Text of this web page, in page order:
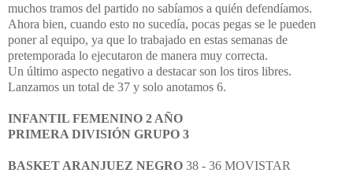
muchos tramos del partido no sabíamos a quién defendíamos.
Ahora bien, cuando esto no sucedía, pocas pegas se le pueden
poner al equipo, ya que lo trabajado en estas semanas de
pretemporada lo ejecutaron de manera muy correcta.
Un último aspecto negativo a destacar son los tiros libres.
Lanzamos un total de 37 y solo anotamos 6.
INFANTIL FEMENINO 2 AÑO
PRIMERA DIVISIÓN GRUPO 3
BASKET ARANJUEZ NEGRO 38 - 36 MOVISTAR